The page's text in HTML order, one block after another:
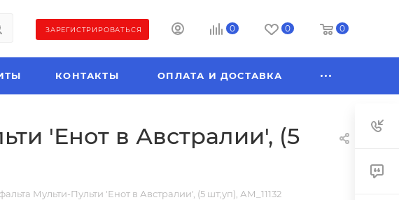
ЗАРЕГИСТРИРОВАТЬСЯ 0 0 0
КОНТАКТЫ ОПЛАТА И ДОСТАВКА
'Енот в Австралии', (5
Мульти-Пульти 'Енот в Австралии', (5 шт;уп), АМ_11132